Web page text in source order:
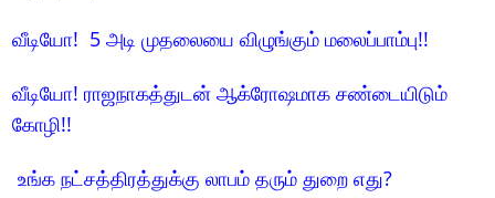
வீடியோ! 5 அடி முதலையை விழுங்கும் மலைப்பாம்பு!!
வீடியோ! ராஜநாகத்துடன் ஆக்ரோஷமாக சண்டையிடும்
கோழி!!
உங்க நட்சத்திரத்துக்கு லாபம் தரும் துறை எது?